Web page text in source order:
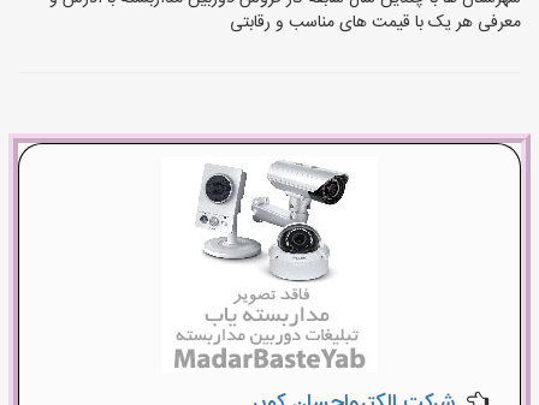
معرفی هر یک با قیمت های مناسب و رقابتی